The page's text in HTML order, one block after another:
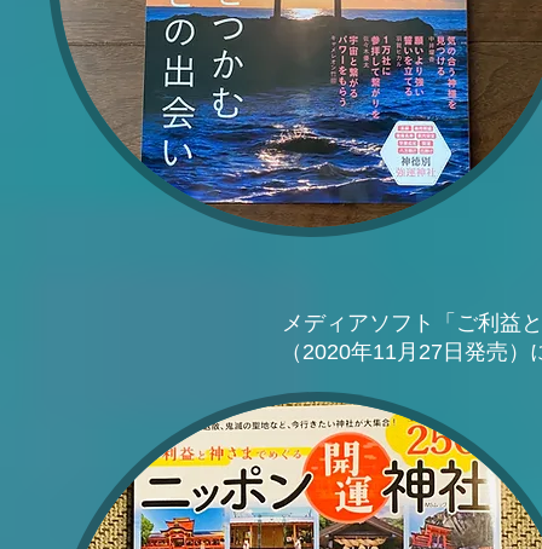
メディアソフト「ご利益
（2020年11月27日発売）